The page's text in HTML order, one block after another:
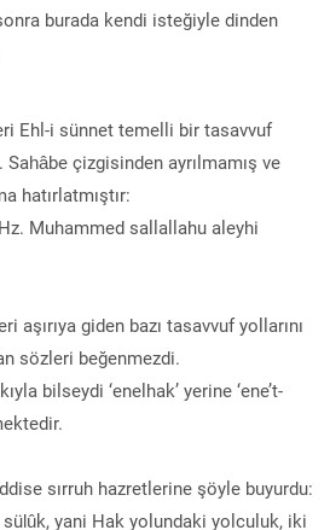
burada kendi isteğiyle dinden
Ehl-i sünnet temelli bir tasavvuf
çizgisinden ayrılmamış ve
hatırlatmıştır:
Muhammed sallallahu aleyhi
aşırıya giden bazı tasavvuf yollarını
sözleri beğenmezdi.
bilseydi ‘enelhak’ yerine ‘ene’t-
sırruh hazretlerine şöyle buyurdu:
sülûk, yani Hak yolundaki yolculuk, iki